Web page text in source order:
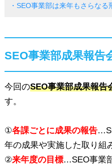
・SEO事業部は来年もさらなる
SEO事業部成果報告
今回のSEO事業部成果報告
す。
①各課ごとに成果の報告
年の成果や実施した取り組
②来年度の目標…SEO事業